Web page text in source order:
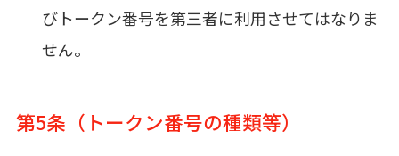
びトークン番号を第三者に利用させてはなりま
せん。
第5条（トークン番号の種類等）